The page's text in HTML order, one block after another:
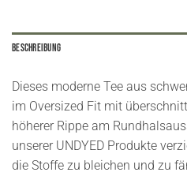
Beschreibung
Dieses moderne Tee aus
im Oversized Fit mit
höherer Rippe am
unserer UNDYED Produkte
die Stoffe zu bleichen und zu